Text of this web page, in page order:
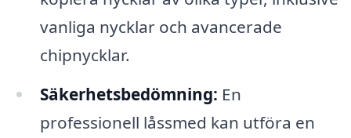
vanliga nycklar och avancerade
chipnycklar.
Säkerhetsbedömning: En
professionell låssmed kan utföra en